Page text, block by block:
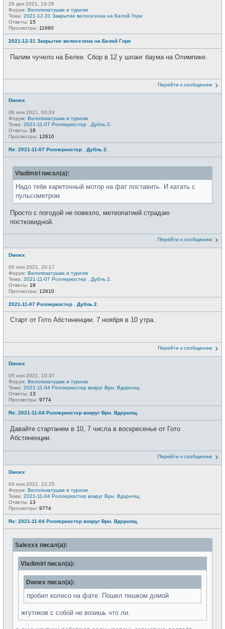
26 дек 2021, 19:26
Форум: Велопокатушки и туризм
Тема: 2021-12-31 Закрытие велосезона на Белой Горе
Ответы: 15
Просмотры: 11660
2021-12-31 Закрытие велосезона на Белой Горе
Палим чучело на Белке. Сбор в 12 у шланг баума на Олимпике.
Перейти к сообщению
Dwoex
08 ноя 2021, 00:24
Форум: Велопокатушки и туризм
Тема: 2021-11-07 Роллеркостер . Дубль 2.
Ответы: 18
Просмотры: 12610
Re: 2021-11-07 Роллеркостер . Дубль 2.
VladimirI писал(а):
Надо тебе кареточный мотор на фат поставить. И катать с
пульсометром.
Просто с погодой не повезло, метеопатией страдаю
постковидной.
Перейти к сообщению
Dwoex
05 ноя 2021, 20:17
Форум: Велопокатушки и туризм
Тема: 2021-11-07 Роллеркостер . Дубль 2.
Ответы: 18
Просмотры: 12610
2021-11-07 Роллеркостер . Дубль 2.
Старт от Гото Абстиненции. 7 ноября в 10 утра.
Перейти к сообщению
Dwoex
05 ноя 2021, 10:37
Форум: Велопокатушки и туризм
Тема: 2021-11-04 Роллеркостер вокруг Врн. Вдхрнлщ.
Ответы: 13
Просмотры: 9774
Re: 2021-11-04 Роллеркостер вокруг Врн. Вдхрнлщ.
Давайте стартанем в 10, 7 числа в воскресенье от Гото
Абстиненции.
Перейти к сообщению
Dwoex
04 ноя 2021, 22:25
Форум: Велопокатушки и туризм
Тема: 2021-11-04 Роллеркостер вокруг Врн. Вдхрнлщ.
Ответы: 13
Просмотры: 9774
Re: 2021-11-04 Роллеркостер вокруг Врн. Вдхрнлщ.
Salexxx писал(а):
VladimirI писал(а):
Dwoex писал(а):
пробил колесо на фате. Пошел пешком домой
жгутиков с собой не возишь что ли.